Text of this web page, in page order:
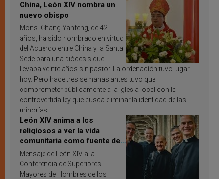
China, León XIV nombra un
nuevo obispo
Mons. Chang Yanfeng, de 42
años, ha sido nombrado en virtud
del Acuerdo entre China y la Santa
Sede para una diócesis que
llevaba veinte años sin pastor. La ordenación tuvo lugar
hoy. Pero hace tres semanas antes tuvo que
comprometer públicamente a la Iglesia local con la
controvertida ley que busca eliminar la identidad de las
minorías.
León XIV anima a los
religiosos a ver la vida
comunitaria como fuente de
inspiración y santificación
Mensaje de León XIV a la
Conferencia de Superiores
Mayores de Hombres de los